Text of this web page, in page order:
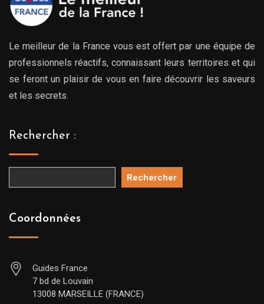
Le meilleur de la France vous est offert par une équipe de
professionnels réactifs, connaissant leurs territoires et qui
se feront un plaisir de vous en faire découvrir les saveurs
et les secrets.
Rechercher :
Rechercher
Coordonnées
Guides France
7 bd de Louvain
13008 MARSEILLE (FRANCE)